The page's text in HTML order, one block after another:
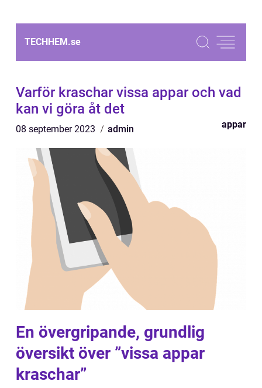
TECHHEM.se
Varför kraschar vissa appar och vad
kan vi göra åt det
08 september 2023 admin appar
En övergripande, grundlig
översikt över ”vissa appar
kraschar”